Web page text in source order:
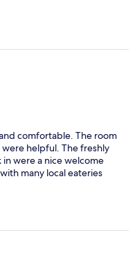
comfortable. The room
helpful. The freshly
were a nice welcome
many local eateries